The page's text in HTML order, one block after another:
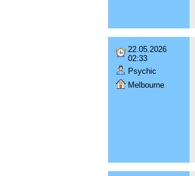
22.05.2026
02:33
Psychic
Melbourne